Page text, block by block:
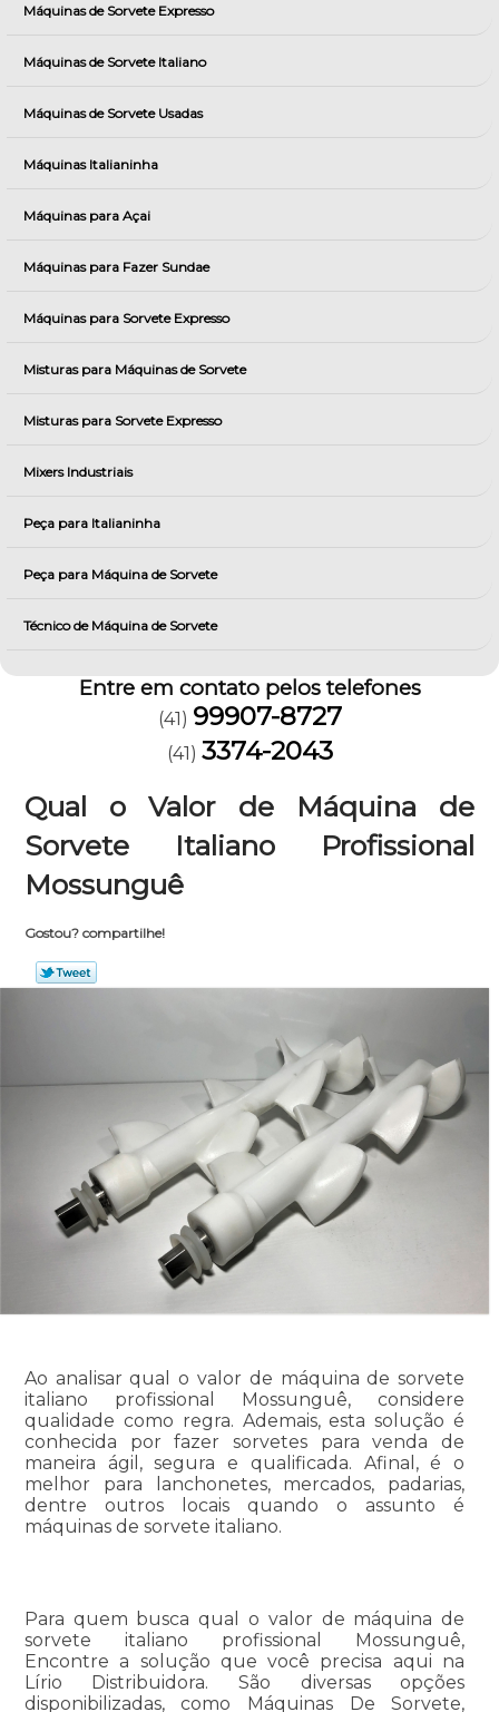
Máquinas de Sorvete Expresso
Máquinas de Sorvete Italiano
Máquinas de Sorvete Usadas
Máquinas Italianinha
Máquinas para Açai
Máquinas para Fazer Sundae
Máquinas para Sorvete Expresso
Misturas para Máquinas de Sorvete
Misturas para Sorvete Expresso
Mixers Industriais
Peça para Italianinha
Peça para Máquina de Sorvete
Técnico de Máquina de Sorvete
Entre em contato pelos telefones
(41) 99907-8727
(41) 3374-2043
Qual o Valor de Máquina de
Sorvete Italiano Profissional
Mossunguê
Gostou? compartilhe!
Ao analisar qual o valor de máquina de sorvete
italiano profissional Mossunguê, considere
qualidade como regra. Ademais, esta solução é
conhecida por fazer sorvetes para venda de
maneira ágil, segura e qualificada. Afinal, é o
melhor para lanchonetes, mercados, padarias,
dentre outros locais quando o assunto é
máquinas de sorvete italiano.
Para quem busca qual o valor de máquina de
sorvete italiano profissional Mossunguê,
Encontre a solução que você precisa aqui na
Lírio Distribuidora. São diversas opções
disponibilizadas, como Máquinas De Sorvete,